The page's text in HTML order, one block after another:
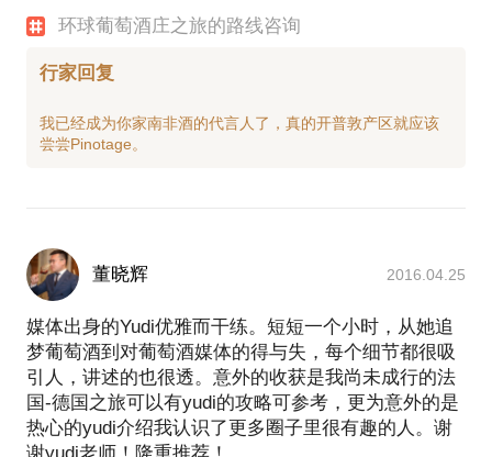
环球葡萄酒庄之旅的路线咨询
行家回复
我已经成为你家南非酒的代言人了，真的开普敦产区就应该
董晓辉 2016.04.25
媒体出身的Yudi优雅而干练。短短一个小时，从她追
梦葡萄酒到对葡萄酒媒体的得与失，每个细节都很吸
引人，讲述的也很透。意外的收获是我尚未成行的法
国-德国之旅可以有yudi的攻略可参考，更为意外的是
热心的yudi介绍我认识了更多圈子里很有趣的人。谢